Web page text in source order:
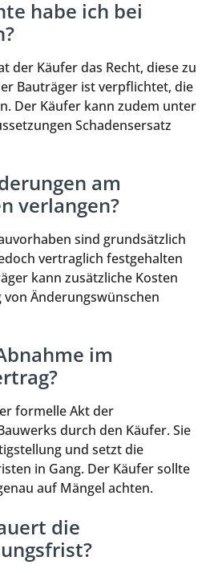
habe ich bei
der Käufer das Recht, diese zu
Bauträger ist verpflichtet, die
Der Käufer kann zudem unter
Schadensersatz
am
verlangen?
sind grundsätzlich
vertraglich festgehalten
kann zusätzliche Kosten
Änderungswünschen
im
formelle Akt der
durch den Käufer. Sie
und setzt die
in Gang. Der Käufer sollte
auf Mängel achten.
die